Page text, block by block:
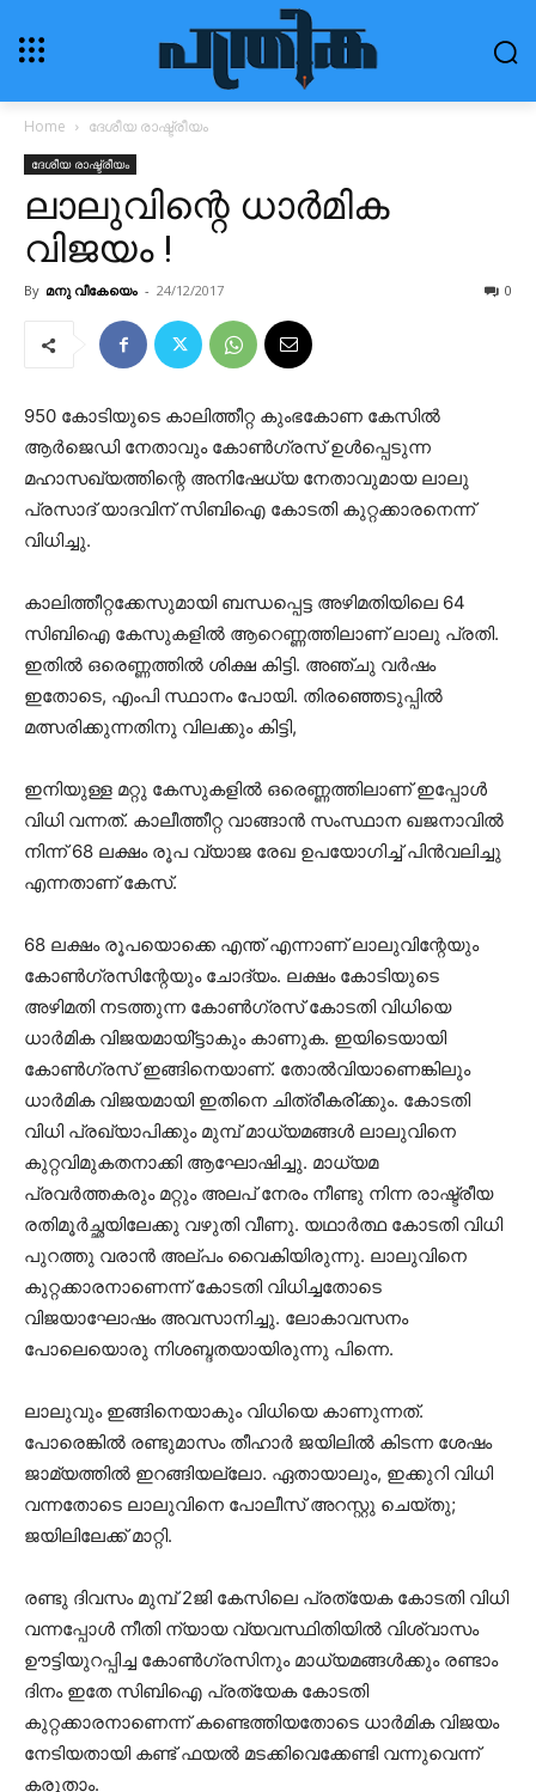
Home ദേശീയ രാഷ്ട്രീയം
ദേശീയ രാഷ്ട്രീയം
ലാലുവിന്റെ ധാര്‍മിക
വിജയം !
By മനു വീകേയെം - 24/12/2017 0
950 കോടിയുടെ കാലിത്തീറ്റ കുംഭകോണ കേസില്‍
ആര്‍ജെഡി നേതാവും കോണ്‍ഗ്രസ് ഉള്‍പ്പെടുന്ന
മഹാസഖ്യത്തിന്റെ അനിഷേധ്യ നേതാവുമായ ലാലു
പ്രസാദ് യാദവിന് സിബിഐ കോടതി കുറ്റക്കാരനെന്ന്
വിധിച്ചു.
കാലിത്തീറ്റക്കേസുമായി ബന്ധപ്പെട്ട അഴിമതിയിലെ 64
സിബിഐ കേസുകളില്‍ ആറെണ്ണത്തിലാണ് ലാലു പ്രതി.
ഇതില്‍ ഒരെണ്ണത്തില്‍ ശിക്ഷ കിട്ടി. അഞ്ചു വര്‍ഷം
ഇതോടെ, എംപി സ്ഥാനം പോയി. തിരഞ്ഞെടുപ്പില്‍
മത്സരിക്കുന്നതിനു വിലക്കും കിട്ടി,
ഇനിയുള്ള മറ്റു കേസുകളില്‍ ഒരെണ്ണത്തിലാണ് ഇപ്പോള്‍
വിധി വന്നത്. കാലീത്തീറ്റ വാങ്ങാന്‍ സംസ്ഥാന ഖജനാവില്‍
നിന്ന് 68 ലക്ഷം രൂപ വ്യാജ രേഖ ഉപയോഗിച്ച് പിന്‍വലിച്ചു
എന്നതാണ് കേസ്.
68 ലക്ഷം രൂപയൊക്കെ എന്ത് എന്നാണ് ലാലുവിന്റേയും
കോണ്‍ഗ്രസിന്റേയും ചോദ്യം. ലക്ഷം കോടിയുടെ
അഴിമതി നടത്തുന്ന കോണ്‍ഗ്രസ് കോടതി വിധിയെ
ധാര്‍മിക വിജയമായി്ട്ടാകും കാണുക. ഇയിടെയായി
കോണ്‍ഗ്രസ് ഇങ്ങിനെയാണ്. തോല്‍വിയാണെങ്കിലും
ധാര്‍മിക വിജയമായി ഇതിനെ ചിത്രീകരി്ക്കും. കോടതി
വിധി പ്രഖ്യാപിക്കും മുമ്പ് മാധ്യമങ്ങള്‍ ലാലുവിനെ
കുറ്റവിമുകതനാക്കി ആഘോഷിച്ചു. മാധ്യമ
പ്രവര്‍ത്തകരും മറ്റും അലപ് നേരം നീണ്ടു നിന്ന രാഷ്ട്രീയ
രതിമൂര്‍ച്ഛയിലേക്കു വഴുതി വീണു. യഥാര്‍ത്ഥ കോടതി വിധി
പുറത്തു വരാന്‍ അല്പം വൈകിയിരുന്നു. ലാലുവിനെ
കുറ്റക്കാരനാണെന്ന് കോടതി വിധിച്ചതോടെ
വിജയാഘോഷം അവസാനിച്ചു. ലോകാവസനം
പോലെയൊരു നിശബ്ദതയായിരുന്നു പിന്നെ.
ലാലുവും ഇങ്ങിനെയാകും വിധിയെ കാണുന്നത്.
പോരെങ്കില്‍ രണ്ടുമാസം തീഹാര്‍ ജയിലില്‍ കിടന്ന ശേഷം
ജാമ്യത്തില്‍ ഇറങ്ങിയല്ലോ. ഏതായാലും, ഇക്കുറി വിധി
വന്നതോടെ ലാലുവിനെ പോലീസ് അറസ്റ്റു ചെയ്തു;
ജയിലിലേക്ക് മാറ്റി.
രണ്ടു ദിവസം മുമ്പ് 2ജി കേസിലെ പ്രത്യേക കോടതി വിധി
വന്നപ്പോള്‍ നീതി ന്യായ വ്യവസ്ഥിതിയില്‍ വിശ്വാസം
ഊട്ടിയുറപ്പിച്ച കോണ്‍ഗ്രസിനും മാധ്യമങ്ങള്‍ക്കും രണ്ടാം
ദിനം ഇതേ സിബിഐ പ്രത്യേക കോടതി
കുറ്റക്കാരനാണെന്ന് കണ്ടെത്തിയതോടെ ധാര്‍മിക വിജയം
നേടിയതായി കണ്ട് ഫയല്‍ മടക്കിവെക്കേണ്ടി വന്നുവെന്ന്
കരുതാം.